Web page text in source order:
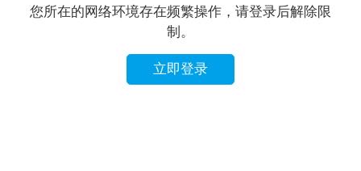
您所在的网络环境存在频繁操作，请登录后解除限
制。
立即登录